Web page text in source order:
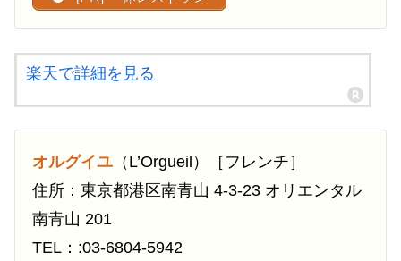
楽天で詳細を見る
オルグイユ （L’Orgueil）［フレンチ］
住所：東京都港区南青山 4-3-23 オリエンタル
南青山 201
TEL：:03-6804-5942